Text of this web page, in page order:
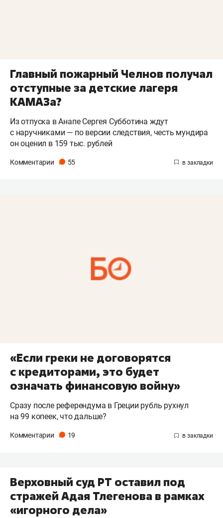
Главный пожарный Челнов получал
отступные за детские лагеря
КАМАЗа?
Из отпуска в Анапе Сергея Субботина ждут
с наручниками — по версии следствия, честь мундира
он оценил в 159 тыс. рублей
Комментарии 55
«Если греки не договорятся
с кредиторами, это будет
означать финансовую войну»
Сразу после референдума в Греции рубль рухнул
на 99 копеек, что дальше?
Комментарии 19
Верховный суд РТ оставил под
стражей Адая Тлегенова в рамках
«игорного дела»